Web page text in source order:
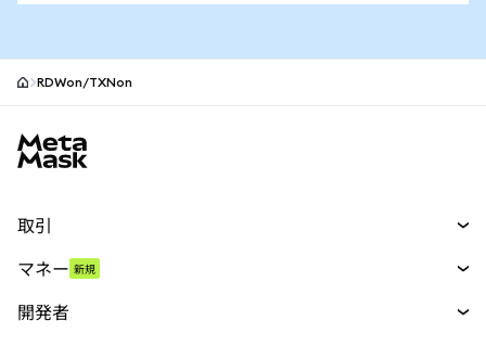
RDWon/TXNon
取引
パーペチュアル
マネー 新規
開発者